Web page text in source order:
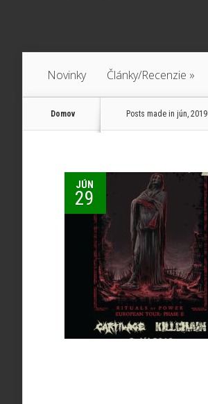
Novinky Články/Recenzie »
Domov Posts made in jún, 2019
JÚN
29